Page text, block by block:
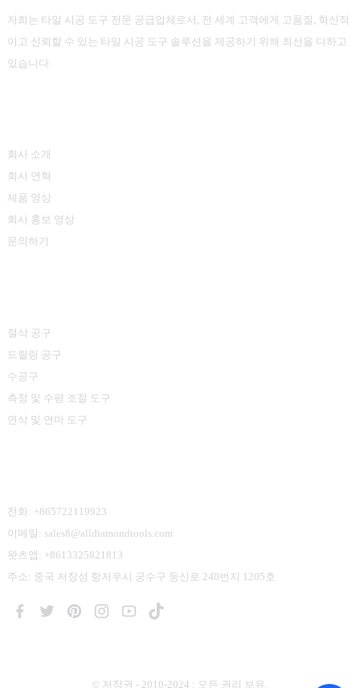
저희는 타일 시공 도구 전문 공급업체로서, 전 세계 고객에게 고품질, 혁신적
이고 신뢰할 수 있는 타일 시공 도구 솔루션을 제공하기 위해 최선을 다하고
있습니다.
회사 소개
회사 연혁
제품 영상
회사 홍보 영상
문의하기
절삭 공구
드릴링 공구
수공구
측정 및 수평 조절 도구
연삭 및 연마 도구
전화: +865722119923
이메일: sales8@alldiamondtools.com
왓츠앱: +8613325821813
주소: 중국 저장성 항저우시 궁수구 둥신로 240번지 1205호
© 저작권 - 2010-2024 : 모든 권리 보유.